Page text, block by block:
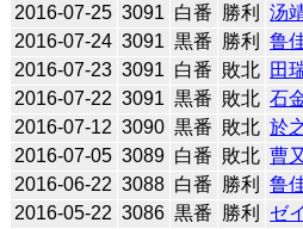
2016-07-25 3091 白番 勝利 汤
2016-07-24 3091 黒番 勝利 鲁
2016-07-23 3091 白番 敗北 田
2016-07-22 3091 黒番 敗北 石
2016-07-12 3090 黒番 敗北 於
2016-07-05 3089 白番 敗北 曹
2016-06-22 3088 白番 勝利 鲁
2016-05-22 3086 黒番 勝利 ゼ